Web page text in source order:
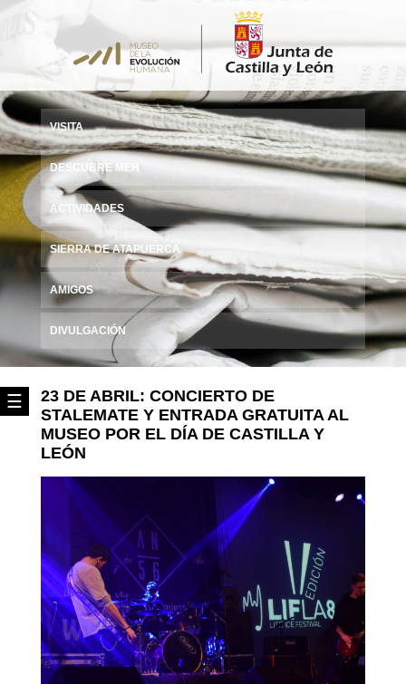
☰
VISITA
DESCUBRE MEH
ACTIVIDADES
SIERRA DE ATAPUERCA
AMIGOS
DIVULGACIÓN
23 DE ABRIL: CONCIERTO DE
STALEMATE Y ENTRADA GRATUITA AL
MUSEO POR EL DÍA DE CASTILLA Y
LEÓN